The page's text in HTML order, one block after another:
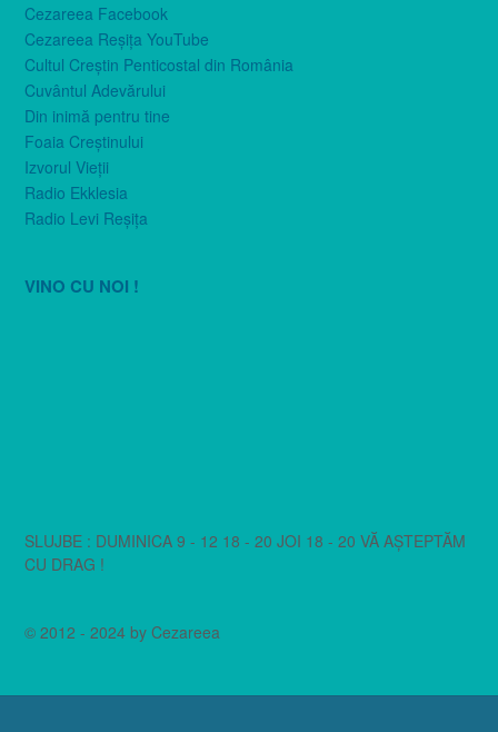
Cezareea Facebook
Cezareea Reşiţa YouTube
Cultul Creştin Penticostal din România
Cuvântul Adevărului
Din inimă pentru tine
Foaia Creştinului
Izvorul Vieţii
Radio Ekklesia
Radio Levi Reşiţa
VINO CU NOI !
SLUJBE : DUMINICA 9 - 12 18 - 20 JOI 18 - 20 VĂ AȘTEPTĂM
CU DRAG !
© 2012 - 2024 by Cezareea